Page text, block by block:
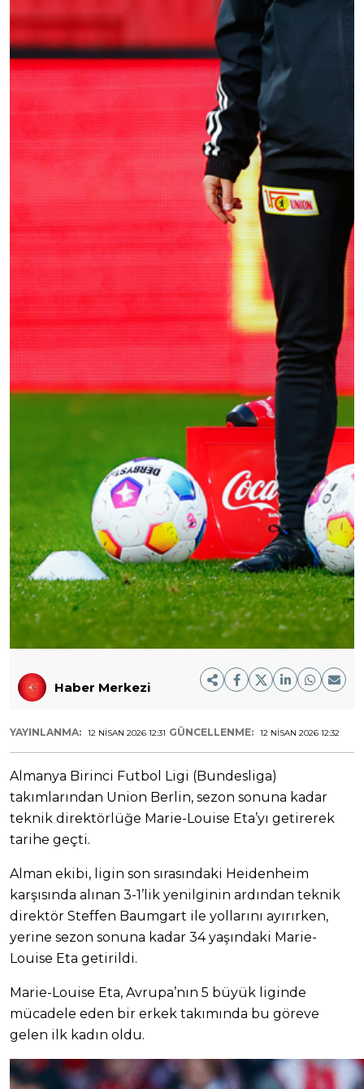
Haber Merkezi
YAYINLANMA: 12 NISAN 2026 12:31 GÜNCELLENME: 12 NISAN 2026 12:32
Almanya Birinci Futbol Ligi (Bundesliga)
takımlarından Union Berlin, sezon sonuna kadar
teknik direktörlüğe Marie-Louise Eta’yı getirerek
tarihe geçti.
Alman ekibi, ligin son sırasındaki Heidenheim
karşısında alınan 3-1’lik yenilginin ardından teknik
direktör Steffen Baumgart ile yollarını ayırırken,
yerine sezon sonuna kadar 34 yaşındaki Marie-
Louise Eta getirildi.
Marie-Louise Eta, Avrupa’nın 5 büyük liginde
mücadele eden bir erkek takımında bu göreve
gelen ilk kadın oldu.